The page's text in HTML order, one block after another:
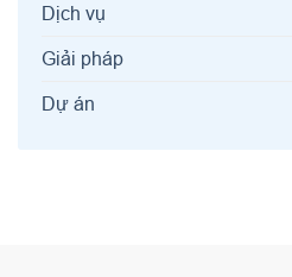
Dịch vụ
Giải pháp
Dự án